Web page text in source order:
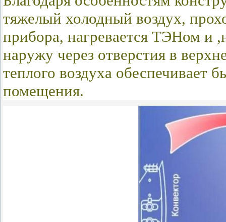
тяжелый холодный воздух,
прибора, нагревается ТЭНом и
наружу через отверстия в
теплого воздуха обеспечивает
помещения.